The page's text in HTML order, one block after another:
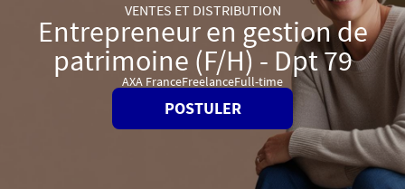
MES CANDIDATURES MON PROFIL
VENTES ET DISTRIBUTION
Entrepreneur en gestion de
patrimoine (F/H) - Dpt 79
AXA FranceFreelanceFull-time
POSTULER